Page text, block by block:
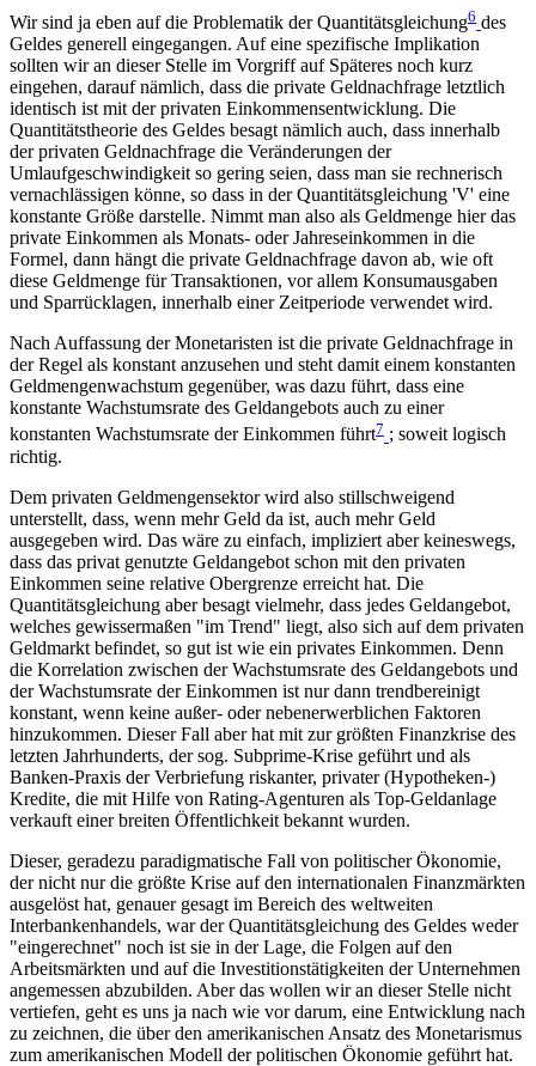
Wir sind ja eben auf die Problematik der Quantitätsgleichung6 des
Geldes generell eingegangen. Auf eine spezifische Implikation
sollten wir an dieser Stelle im Vorgriff auf Späteres noch kurz
eingehen, darauf nämlich, dass die private Geldnachfrage letztlich
identisch ist mit der privaten Einkommensentwicklung. Die
Quantitätstheorie des Geldes besagt nämlich auch, dass innerhalb
der privaten Geldnachfrage die Veränderungen der
Umlaufgeschwindigkeit so gering seien, dass man sie rechnerisch
vernachlässigen könne, so dass in der Quantitätsgleichung 'V' eine
konstante Größe darstelle. Nimmt man also als Geldmenge hier das
private Einkommen als Monats- oder Jahreseinkommen in die
Formel, dann hängt die private Geldnachfrage davon ab, wie oft
diese Geldmenge für Transaktionen, vor allem Konsumausgaben
und Sparrücklagen, innerhalb einer Zeitperiode verwendet wird.
Nach Auffassung der Monetaristen ist die private Geldnachfrage in
der Regel als konstant anzusehen und steht damit einem konstanten
Geldmengenwachstum gegenüber, was dazu führt, dass eine
konstante Wachstumsrate des Geldangebots auch zu einer
konstanten Wachstumsrate der Einkommen führt7 ; soweit logisch
richtig.
Dem privaten Geldmengensektor wird also stillschweigend
unterstellt, dass, wenn mehr Geld da ist, auch mehr Geld
ausgegeben wird. Das wäre zu einfach, impliziert aber keineswegs,
dass das privat genutzte Geldangebot schon mit den privaten
Einkommen seine relative Obergrenze erreicht hat. Die
Quantitätsgleichung aber besagt vielmehr, dass jedes Geldangebot,
welches gewissermaßen "im Trend" liegt, also sich auf dem privaten
Geldmarkt befindet, so gut ist wie ein privates Einkommen. Denn
die Korrelation zwischen der Wachstumsrate des Geldangebots und
der Wachstumsrate der Einkommen ist nur dann trendbereinigt
konstant, wenn keine außer- oder nebenerwerblichen Faktoren
hinzukommen. Dieser Fall aber hat mit zur größten Finanzkrise des
letzten Jahrhunderts, der sog. Subprime-Krise geführt und als
Banken-Praxis der Verbriefung riskanter, privater (Hypotheken-)
Kredite, die mit Hilfe von Rating-Agenturen als Top-Geldanlage
verkauft einer breiten Öffentlichkeit bekannt wurden.
Dieser, geradezu paradigmatische Fall von politischer Ökonomie,
der nicht nur die größte Krise auf den internationalen Finanzmärkten
ausgelöst hat, genauer gesagt im Bereich des weltweiten
Interbankenhandels, war der Quantitätsgleichung des Geldes weder
"eingerechnet" noch ist sie in der Lage, die Folgen auf den
Arbeitsmärkten und auf die Investitionstätigkeiten der Unternehmen
angemessen abzubilden. Aber das wollen wir an dieser Stelle nicht
vertiefen, geht es uns ja nach wie vor darum, eine Entwicklung nach
zu zeichnen, die über den amerikanischen Ansatz des Monetarismus
zum amerikanischen Modell der politischen Ökonomie geführt hat.